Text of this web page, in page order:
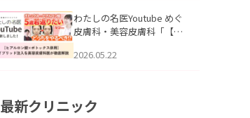
た。
わたしの名医Youtube めぐ
皮膚科・美容皮膚科「【ヒ
用】ハイブリッド注入を美
2026.05.22
最新クリニック